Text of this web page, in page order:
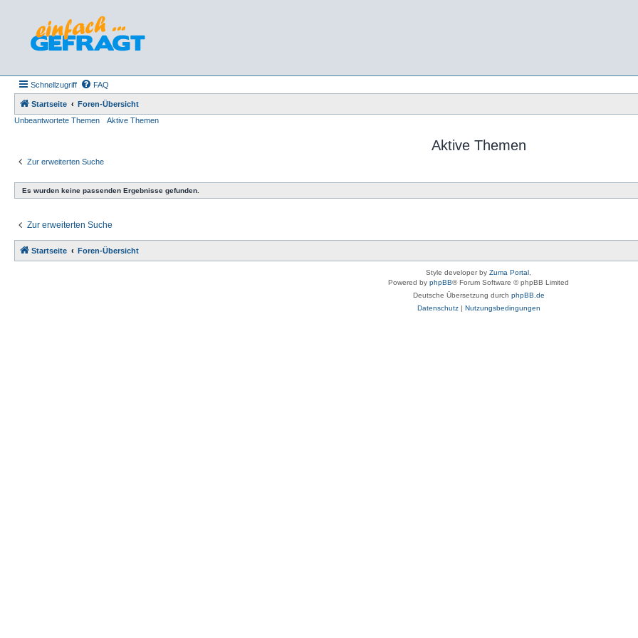
Schnellzugriff FAQ
Startseite
Foren-Übersicht
Unbeantwortete Themen
Aktive Themen
Aktive Themen
Zur erweiterten Suche
Es wurden keine passenden Ergebnisse gefunden.
Zur erweiterten Suche
Startseite Foren-Übersicht
Style developer by Zuma Portal
Powered by phpBB® Forum Software © phpBB Limited
Deutsche Übersetzung durch phpBB.de
Datenschutz| Nutzungsbedingungen